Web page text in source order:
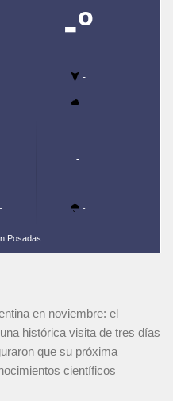
-º
-
-
-
-
-
-
Posadas
en noviembre: el
histórica visita de tres días
que su próxima
científicos